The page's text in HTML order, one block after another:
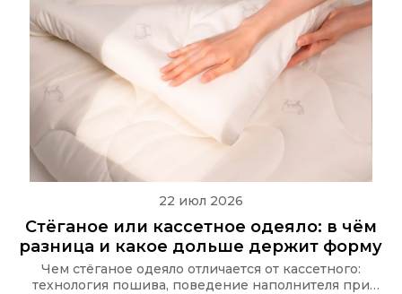
22 июл 2026
Стёганое или кассетное одеяло: в чём
разница и какое дольше держит форму
Чем стёганое одеяло отличается от кассетного:
технология пошива, поведение наполнителя при